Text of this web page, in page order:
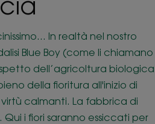
In realtà nel nostro
Blue Boy (come li chiamano
dell’agricoltura biologica
della fioritura all'inizio di
calmanti. La fabbrica di
i fiori saranno essiccati per